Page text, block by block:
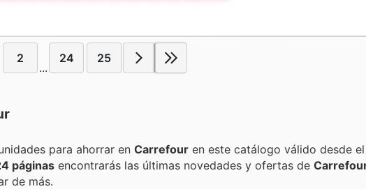
2
...
24 25
Encuentra las mejores promociones, descuentos y oportunidades para ahorrar en Carrefour en este catálogo válido desde el
páginas encontrarás las últimas novedades y ofertas de
de más.